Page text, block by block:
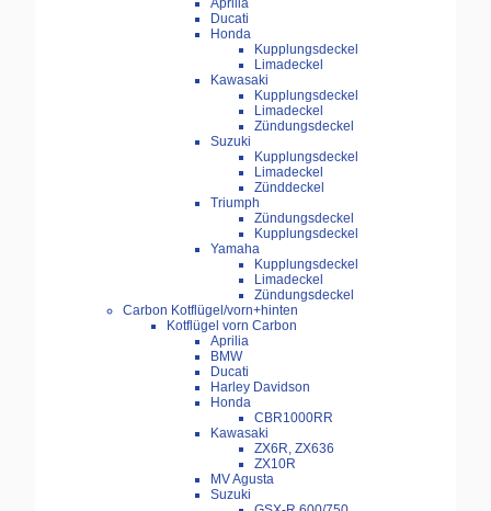
Aprilia
Ducati
Honda
Kupplungsdeckel
Limadeckel
Kawasaki
Kupplungsdeckel
Limadeckel
Zündungsdeckel
Suzuki
Kupplungsdeckel
Limadeckel
Zünddeckel
Triumph
Zündungsdeckel
Kupplungsdeckel
Yamaha
Kupplungsdeckel
Limadeckel
Zündungsdeckel
Carbon Kotflügel/vorn+hinten
Kotflügel vorn Carbon
Aprilia
BMW
Ducati
Harley Davidson
Honda
CBR1000RR
Kawasaki
ZX6R, ZX636
ZX10R
MV Agusta
Suzuki